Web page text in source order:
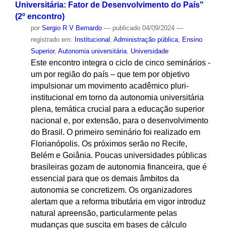
Universitária: Fator de Desenvolvimento do País"
(2º encontro)
por Sergio R V Bernardo — publicado04/09/2024 —
registrado em: Institucional , Administração pública, Ensino
Superior, Autonomia universitária, Universidade
Este encontro integra o ciclo de cinco seminários -
um por região do país – que tem por objetivo
impulsionar um movimento acadêmico pluri-
institucional em torno da autonomia universitária
plena, temática crucial para a educação superior
nacional e, por extensão, para o desenvolvimento
do Brasil. O primeiro seminário foi realizado em
Florianópolis. Os próximos serão no Recife,
Belém e Goiânia. Poucas universidades públicas
brasileiras gozam de autonomia financeira, que é
essencial para que os demais âmbitos da
autonomia se concretizem. Os organizadores
alertam que a reforma tributária em vigor introduz
natural apreensão, particularmente pelas
mudanças que suscita em bases de cálculo